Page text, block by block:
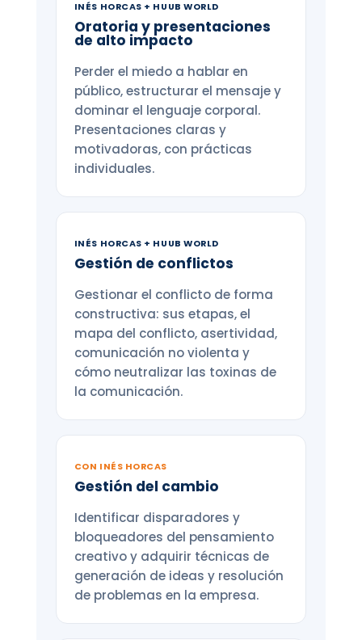
INÉS HORCAS + HUUB WORLD
Oratoria y presentaciones
de alto impacto
Perder el miedo a hablar en
público, estructurar el mensaje y
dominar el lenguaje corporal.
Presentaciones claras y
motivadoras, con prácticas
individuales.
INÉS HORCAS + HUUB WORLD
Gestión de conflictos
Gestionar el conflicto de forma
constructiva: sus etapas, el
mapa del conflicto, asertividad,
comunicación no violenta y
cómo neutralizar las toxinas de
la comunicación.
CON INÉS HORCAS
Gestión del cambio
Identificar disparadores y
bloqueadores del pensamiento
creativo y adquirir técnicas de
generación de ideas y resolución
de problemas en la empresa.